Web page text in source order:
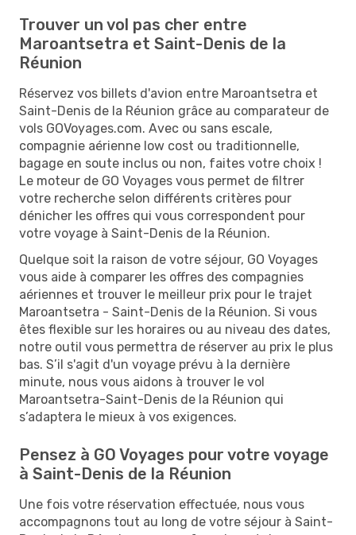
Trouver un vol pas cher entre
Maroantsetra et Saint-Denis de la
Réunion
Réservez vos billets d'avion entre Maroantsetra et
Saint-Denis de la Réunion grâce au comparateur de
vols GOVoyages.com. Avec ou sans escale,
compagnie aérienne low cost ou traditionnelle,
bagage en soute inclus ou non, faites votre choix !
Le moteur de GO Voyages vous permet de filtrer
votre recherche selon différents critères pour
dénicher les offres qui vous correspondent pour
votre voyage à Saint-Denis de la Réunion.
Quelque soit la raison de votre séjour, GO Voyages
vous aide à comparer les offres des compagnies
aériennes et trouver le meilleur prix pour le trajet
Maroantsetra - Saint-Denis de la Réunion. Si vous
êtes flexible sur les horaires ou au niveau des dates,
notre outil vous permettra de réserver au prix le plus
bas. S’il s'agit d'un voyage prévu à la dernière
minute, nous vous aidons à trouver le vol
Maroantsetra-Saint-Denis de la Réunion qui
s’adaptera le mieux à vos exigences.
Pensez à GO Voyages pour votre voyage
à Saint-Denis de la Réunion
Une fois votre réservation effectuée, nous vous
accompagnons tout au long de votre séjour à Saint-